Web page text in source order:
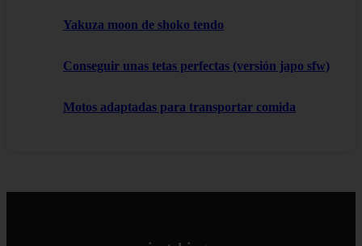
Yakuza moon de shoko tendo
Conseguir unas tetas perfectas (versión japo sfw)
Motos adaptadas para transportar comida